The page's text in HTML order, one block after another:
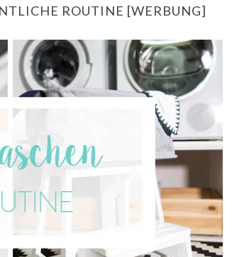
ROUTINE [WERBUNG]